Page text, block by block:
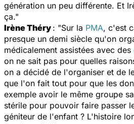
génération un peu différente. Et
ça."
Irène Théry : "Sur la PMA, c'est
presque un demi siècle qu'on
médicalement assistées avec des
on ne sait pas pour quelles
on a décidé de l'organiser et de
que l'on fait tout pour que les
exemple avoir le même groupe
stérile pour pouvoir faire passer
géniteur de l'enfant ? L'histoire